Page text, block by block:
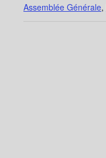
Assemblée Générale,